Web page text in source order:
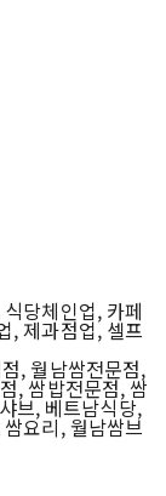
당체인업, 카페
, 제과점업, 셀프
, 월남쌈전문점,
, 쌈밥전문점, 쌈
브, 베트남식당,
요리, 월남쌈브